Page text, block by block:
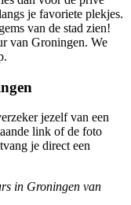
je favoriete plekjes.
van de stad zien!
van Groningen. We
jezelf van een
link of de foto
je direct een
in Groningen van